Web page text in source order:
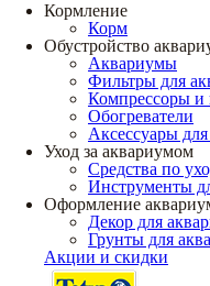
Кормление
Корм
Обустройство
Аквариумы
Фильтры для
Компрессоры
Обогреватели
Аксессуары для
Уход за аквариумом
Средства по
Инструменты
Оформление
Декор для
Грунты для
Акции и скидки